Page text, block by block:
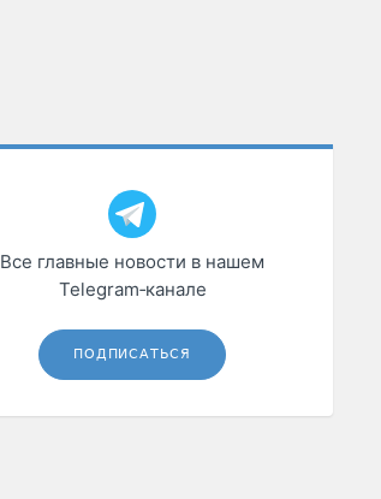
Все главные новости в нашем
Telegram‑канале
ПОДПИСАТЬСЯ